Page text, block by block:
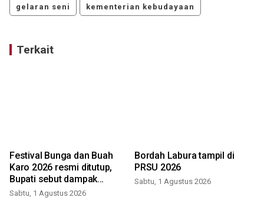
gelaran seni kementerian kebudayaan
Terkait
Festival Bunga dan Buah
Karo 2026 resmi ditutup,
Bupati sebut dampak
ekonomi terasa hingga
Sabtu, 1 Agustus 2026
Bordah Labura tampil di
PRSU 2026
Sabtu, 1 Agustus 2026